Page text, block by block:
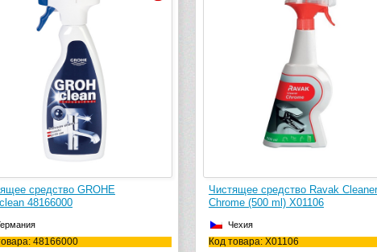
средство GROHE
48166000
48166000
Чистящее средство Ravak Cleaner
Chrome (500 ml) X01106
Чехия
Код товара: X01106